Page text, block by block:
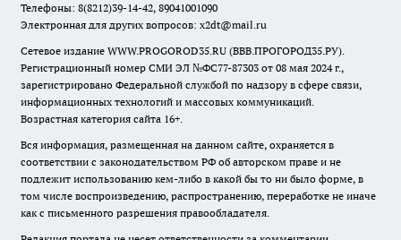
Телефоны: 8(8212)39-14-42, 89041001090
Электронная для других вопросов: x2dt@mail.ru
Сетевое издание WWW.PROGOROD35.RU (ВВВ.ПРОГОРОД35.РУ).
Регистрационный номер СМИ ЭЛ №ФС77-87303 от 08 мая 2024 г.,
зарегистрировано Федеральной службой по надзору в сфере связи,
информационных технологий и массовых коммуникаций.
Возрастная категория сайта 16+.
Вся информация, размещенная на данном сайте, охраняется в
соответствии с законодательством РФ об авторском праве и не
подлежит использованию кем-либо в какой бы то ни было форме, в
том числе воспроизведению, распространению, переработке не иначе
как с письменного разрешения правообладателя.